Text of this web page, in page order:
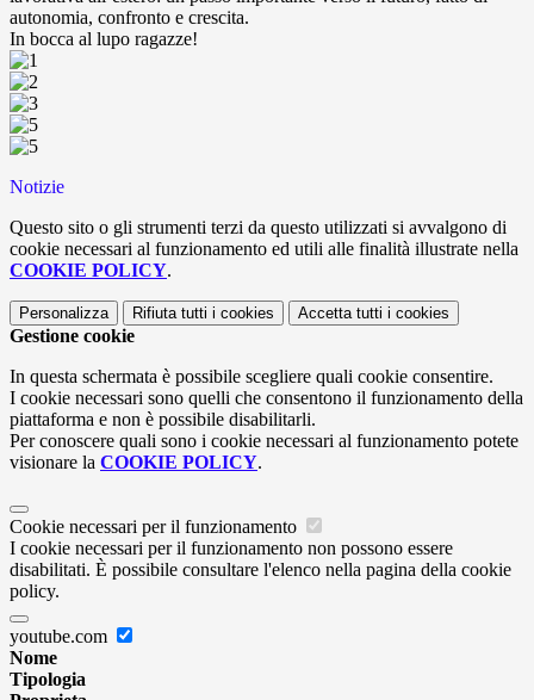
autonomia, confronto e crescita.
In bocca al lupo ragazze!
Notizie
Questo sito o gli strumenti terzi da questo utilizzati si avvalgono di
cookie necessari al funzionamento ed utili alle finalità illustrate nella
COOKIE POLICY.
Personalizza Rifiuta tutti i cookies Accetta tutti i cookies
Gestione cookie
In questa schermata è possibile scegliere quali cookie consentire.
I cookie necessari sono quelli che consentono il funzionamento della
piattaforma e non è possibile disabilitarli.
Per conoscere quali sono i cookie necessari al funzionamento potete
visionare la COOKIE POLICY.
Cookie necessari per il funzionamento
I cookie necessari per il funzionamento non possono essere
disabilitati. È possibile consultare l'elenco nella pagina della cookie
policy.
youtube.com
Nome
Tipologia